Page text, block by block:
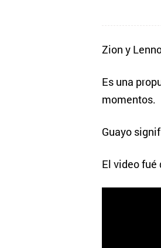
Zion y
Es una
momentos.
Guayo
El video fué